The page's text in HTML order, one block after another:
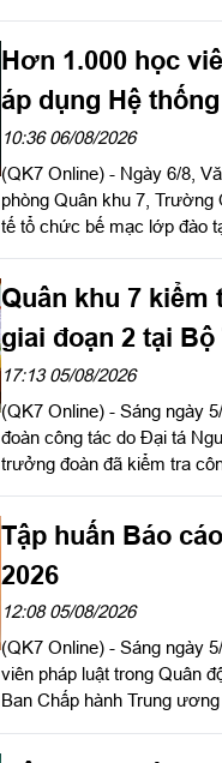
Hơn 1.000 học
áp dụng Hệ
chuẩn quốc gia
10:36 06/08/2026
(QK7 Online) - Ngày 6/8,
phòng Quân khu 7,
tế tổ chức bế mạc lớp đào
Quân khu 7 kiểm
giai đoạn 2 tại
17:13 05/08/2026
(QK7 Online) - Sáng ngày
đoàn công tác do Đại tá
trưởng đoàn đã kiểm tra
(Bộ Tư lệnh TP Hồ Chí
Tập huấn Báo
2026
12:08 05/08/2026
(QK7 Online) - Sáng ngày
viên pháp luật trong Quân
Ban Chấp hành Trung
hội nghị. Hội nghị được tổ